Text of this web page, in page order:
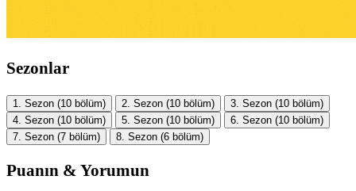
Sezonlar
1. Sezon (10 bölüm) 2. Sezon (10 bölüm) 3. Sezon (10 bölüm)
4. Sezon (10 bölüm) 5. Sezon (10 bölüm) 6. Sezon (10 bölüm)
7. Sezon (7 bölüm) 8. Sezon (6 bölüm)
Puanın & Yorumun